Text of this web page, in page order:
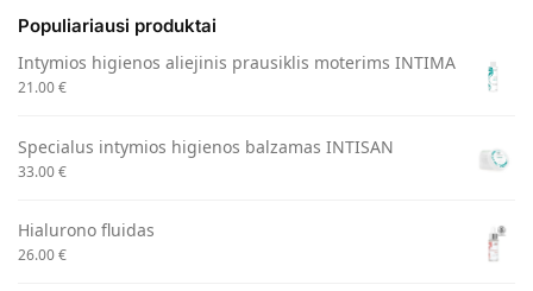
Populiariausi produktai
Intymios higienos aliejinis prausiklis moterims INTIMA
21.00€
Specialus intymios higienos balzamas INTISAN
33.00€
Hialurono fluidas
26.00€